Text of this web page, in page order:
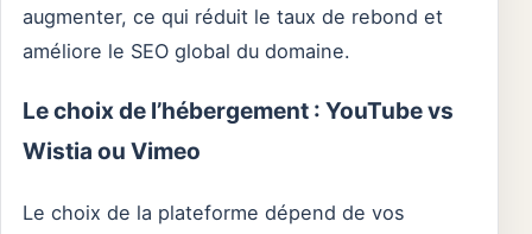
augmenter, ce qui réduit le taux de rebond et
améliore le SEO global du domaine.
Le choix de l’hébergement : YouTube vs
Wistia ou Vimeo
Le choix de la plateforme dépend de vos